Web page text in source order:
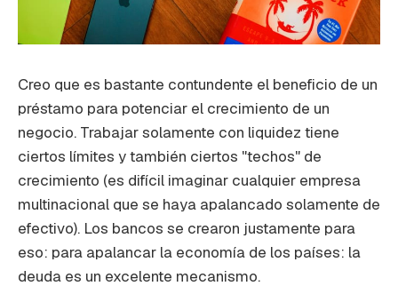
Creo que es bastante contundente el beneficio de un
préstamo para potenciar el crecimiento de un
negocio. Trabajar solamente con liquidez tiene
ciertos límites y también ciertos "techos" de
crecimiento (es difícil imaginar cualquier empresa
multinacional que se haya apalancado solamente de
efectivo). Los bancos se crearon justamente para
eso: para apalancar la economía de los países: la
deuda es un excelente mecanismo.